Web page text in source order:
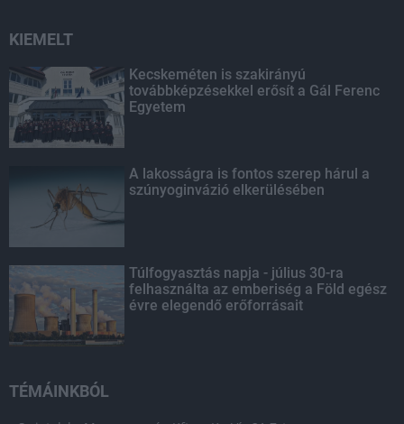
KIEMELT
Kecskeméten is szakirányú
továbbképzésekkel erősít a Gál Ferenc
Egyetem
A lakosságra is fontos szerep hárul a
szúnyoginvázió elkerülésében
Túlfogyasztás napja - július 30-ra
felhasználta az emberiség a Föld egész
évre elegendő erőforrásait
TÉMÁINKBÓL